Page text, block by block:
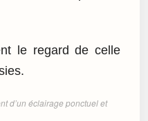
le regard de celle
d’un éclairage ponctuel et